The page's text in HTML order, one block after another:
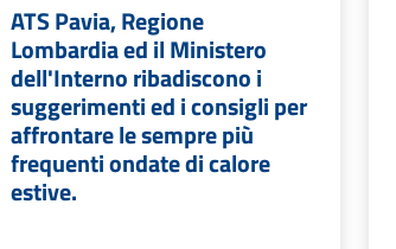
ATS Pavia, Regione
Lombardia ed il Ministero
dell'Interno ribadiscono i
suggerimenti ed i consigli per
affrontare le sempre più
frequenti ondate di calore
estive.